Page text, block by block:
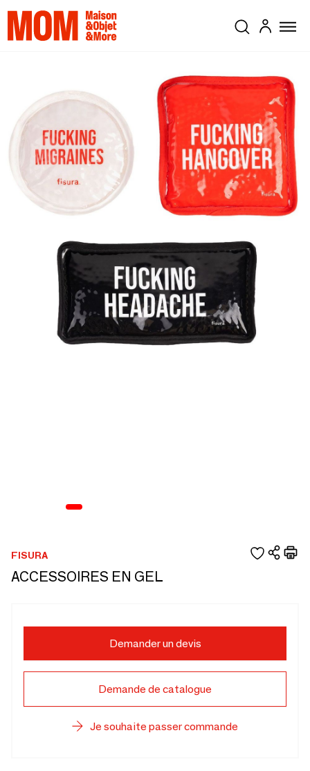
FISURA
ACCESSOIRES EN GEL
Demander un devis
Demande de catalogue
Je souhaite passer commande